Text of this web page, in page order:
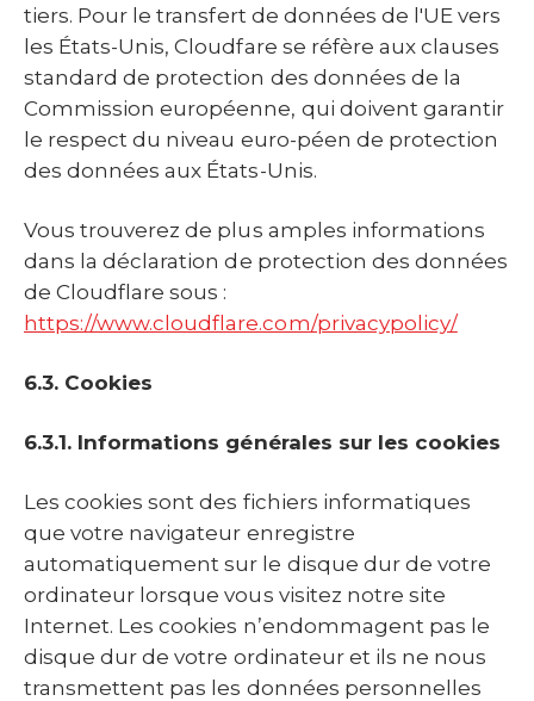
tiers. Pour le transfert de données de l'UE vers
les États-Unis, Cloudfare se réfère aux clauses
standard de protection des données de la
Commission européenne, qui doivent garantir
le respect du niveau euro-péen de protection
des données aux États-Unis.
Vous trouverez de plus amples informations
dans la déclaration de protection des données
de Cloudflare sous :
https://www.cloudflare.com/privacypolicy/
6.3. Cookies
6.3.1. Informations générales sur les cookies
Les cookies sont des fichiers informatiques
que votre navigateur enregistre
automatiquement sur le disque dur de votre
ordinateur lorsque vous visitez notre site
Internet. Les cookies n’endommagent pas le
disque dur de votre ordinateur et ils ne nous
transmettent pas les données personnelles